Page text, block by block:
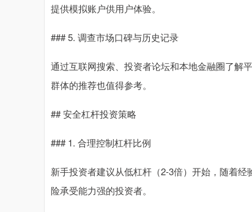
提供模拟账户供用户体验。
### 5. 调查市场口碑与历史记录
通过互联网搜索、投资者论坛和本地金融圈了解
群体的推荐也值得参考。
## 安全杠杆投资策略
### 1. 合理控制杠杆比例
新手投资者建议从低杠杆（2-3倍）开始，随着
险承受能力强的投资者。